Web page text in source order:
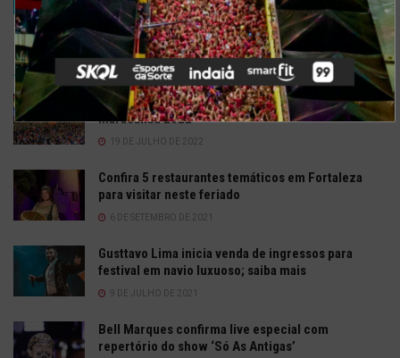
TRENDING COMMENTS RECENTES
Confira a programação completa do São João de
Maracanaú 2022
19 DE JULHO DE 2022
Confira 5 restaurantes temáticos em Fortaleza
para visitar neste feriado
6 DE SETEMBRO DE 2021
Gusttavo Lima inicia venda de ingressos para
festival em navio luxuoso; saiba mais
9 DE JULHO DE 2021
Bell Marques confirma live especial com
repertório do show ‘Só As Antigas’